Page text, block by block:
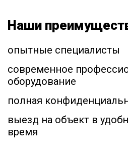
Наши
опытные специалисты
современное
оборудование
полная
выезд на объект в
время